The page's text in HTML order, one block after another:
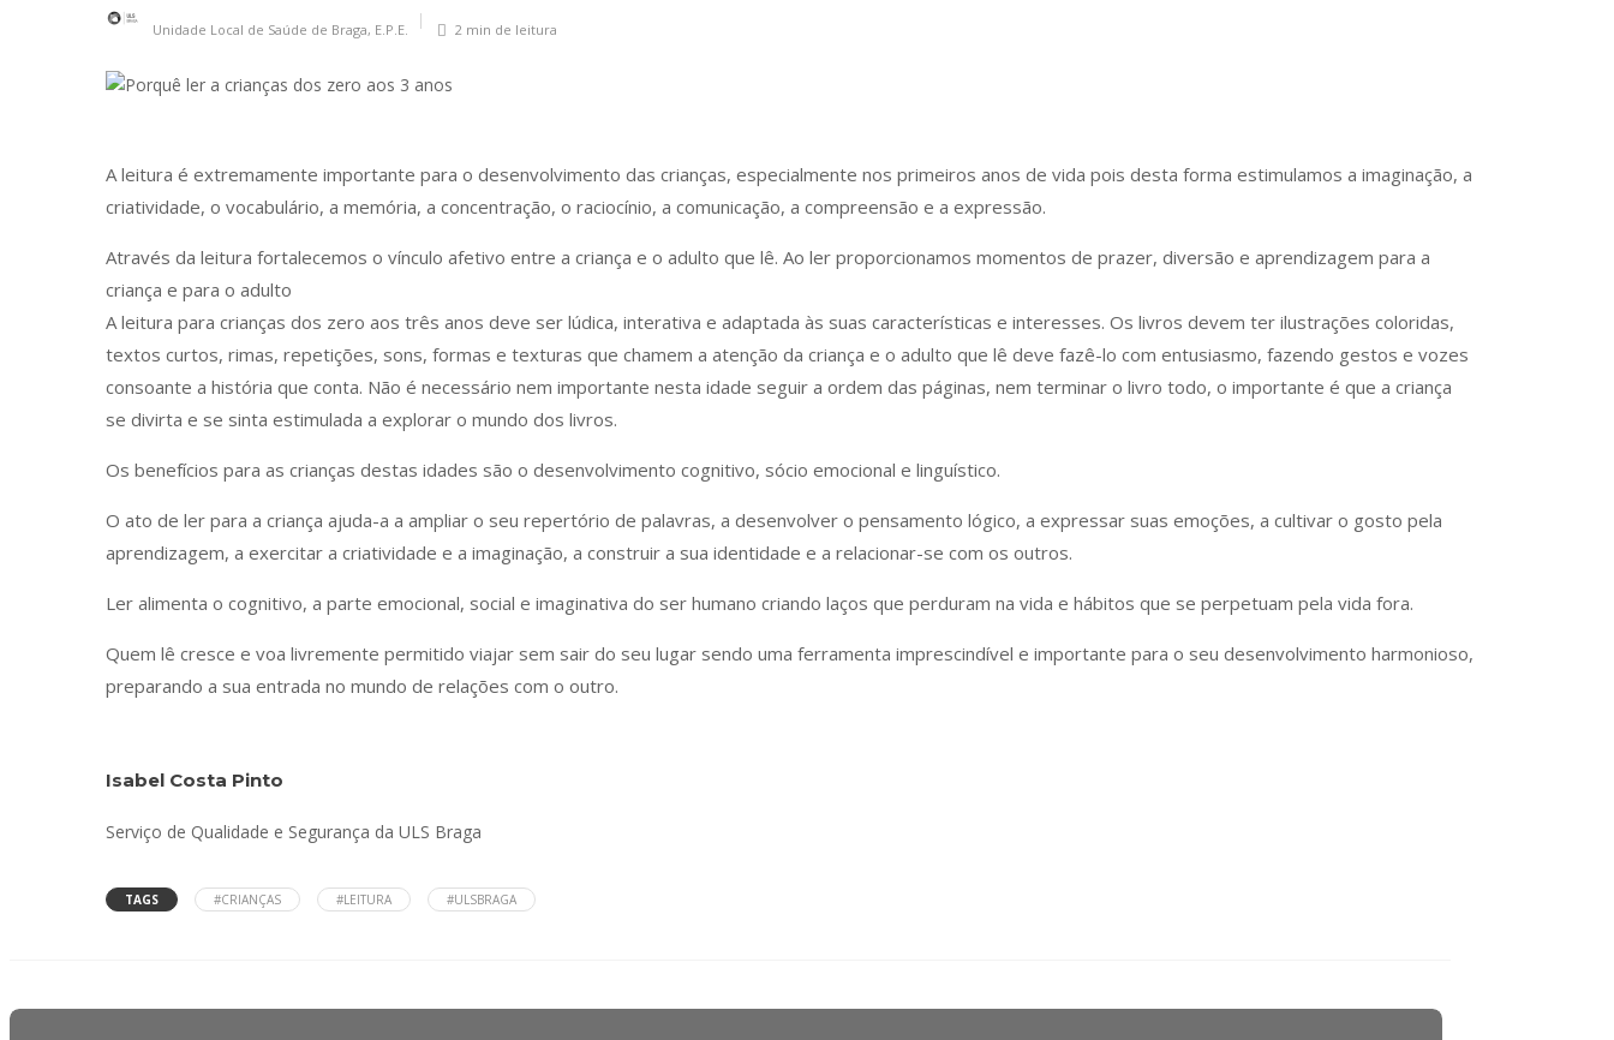
Unidade Local de Saúde de Braga, E.P.E. 2 min de leitura
A leitura é extremamente importante para o desenvolvimento das crianças, especialmente nos primeiros anos de vida pois desta forma estimulamos a imaginação, a
criatividade, o vocabulário, a memória, a concentração, o raciocínio, a comunicação, a compreensão e a expressão.
Através da leitura fortalecemos o vínculo afetivo entre a criança e o adulto que lê. Ao ler proporcionamos momentos de prazer, diversão e aprendizagem para a
criança e para o adulto
A leitura para crianças dos zero aos três anos deve ser lúdica, interativa e adaptada às suas características e interesses. Os livros devem ter ilustrações coloridas,
textos curtos, rimas, repetições, sons, formas e texturas que chamem a atenção da criança e o adulto que lê deve fazê-lo com entusiasmo, fazendo gestos e vozes
consoante a história que conta. Não é necessário nem importante nesta idade seguir a ordem das páginas, nem terminar o livro todo, o importante é que a criança
se divirta e se sinta estimulada a explorar o mundo dos livros.
Os benefícios para as crianças destas idades são o desenvolvimento cognitivo, sócio emocional e linguístico.
O ato de ler para a criança ajuda-a a ampliar o seu repertório de palavras, a desenvolver o pensamento lógico, a expressar suas emoções, a cultivar o gosto pela
aprendizagem, a exercitar a criatividade e a imaginação, a construir a sua identidade e a relacionar-se com os outros.
Ler alimenta o cognitivo, a parte emocional, social e imaginativa do ser humano criando laços que perduram na vida e hábitos que se perpetuam pela vida fora.
Quem lê cresce e voa livremente permitido viajar sem sair do seu lugar sendo uma ferramenta imprescindível e importante para o seu desenvolvimento harmonioso,
preparando a sua entrada no mundo de relações com o outro.
Isabel Costa Pinto
Serviço de Qualidade e Segurança da ULS Braga
TAGS #CRIANÇAS #LEITURA #ULSBRAGA